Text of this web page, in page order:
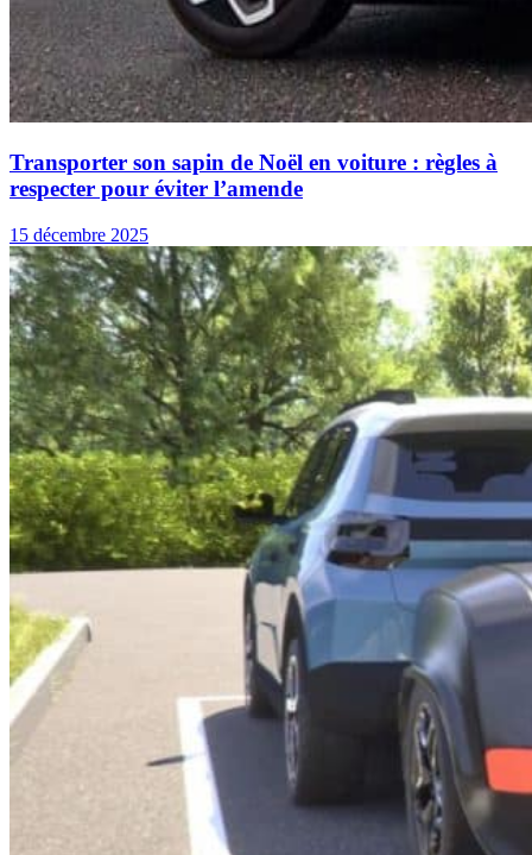
Transporter son sapin de Noël en voiture : règles à
respecter pour éviter l’amende
15 décembre 2025